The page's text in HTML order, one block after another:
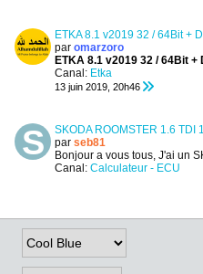
par omarzoro
ETKA 8.1 v2019 32 / 64Bit
Canal: Etka
13 juin 2019, 20h46
par seb81
Bonjour a vous tous, J'ai un
Canal: Calculateur - ECU